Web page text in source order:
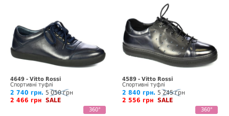
4649 - Vitto Rossi
Спортивні туфлі
2 740 грн. 5 050 грн
2 466 грн SALE
360°
4589 - Vitto Rossi
Спортивні туфлі
2 840 грн. 5 245 грн
2 556 грн SALE
360°